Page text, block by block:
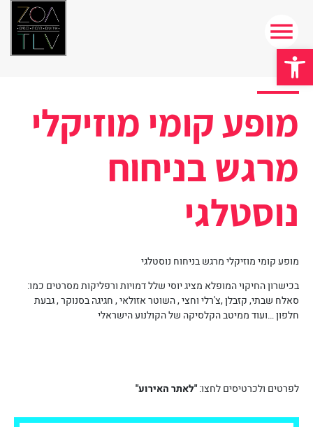
פתח סרגל נגישות
מופע קומי מוזיקלי
מרגש בניחוח
נוסטלגי
מופע קומי מוזיקלי מרגש בניחוח נוסטלגי
בכישרון החיקוי המופלא מציג יוסי שלל דמויות ורפליקות מסרטים כמו:
סאלח שבתי, קזבלן ,צ'רלי וחצי , השוטר אזולאי , חגיגה בסנוקר , גבעת
חלפון …ועוד ממיטב הקלסיקה של הקולנוע הישראלי
לפרטים ולכרטיסים לחצו:"לאתר האירוע"